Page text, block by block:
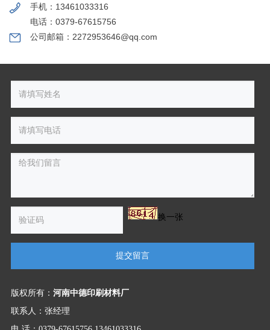
手机：13461033316
电话：0379-67615756
公司邮箱：2272953646@qq.com
换一张
提交留言
版权所有： 河南中德印刷材料厂
联系人：张经理